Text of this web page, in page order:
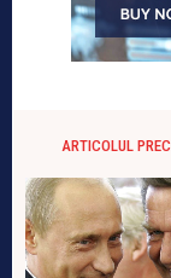
ARTICOLUL